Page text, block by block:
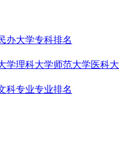
办大学专科排名
学理科大学师范大学医科
科专业专业排名